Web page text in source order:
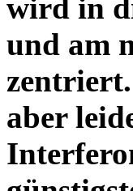
wird in
und am
aber